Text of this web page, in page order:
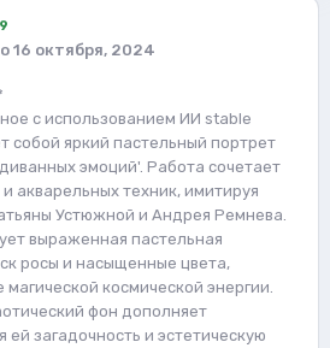
16 октября, 2024
с использованием ИИ stable
собой яркий пастельный портрет
эмоций'. Работа сочетает
акварельных техник, имитируя
Устюжной и Андрея Ремнева.
выраженная пастельная
росы и насыщенные цвета,
космической энергии.
фон дополняет
загадочность и эстетическую